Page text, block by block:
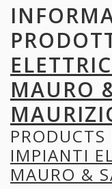
MAURO
IMPIANTI
MAURO &